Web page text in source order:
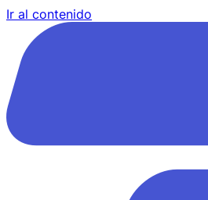
Ir al contenido